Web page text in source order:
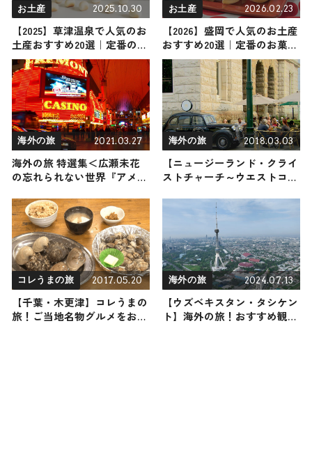
お土産 2025.10.30
【2025】草津温泉で人気のお
土産おすすめ20選｜定番のお
菓子からおしゃれなお土産・
ばらまき用まで幅広く紹介
お土産 2026.02.23
【2026】盛岡で人気のお土産
おすすめ20選｜定番のお菓子
から盛岡でしか買えないお土
産まで幅広く紹介
海外の旅 2021.03.27
海外の旅 特選集＜広瀬未花
の忘れられない世界『アメリ
海外の旅 2018.03.03
【ニュージーランド・クライ
ストチャーチ～ウエストコー
光スポットやグルメをリポー
コレうまの旅 2017.05.20
【千葉・木更津】コレうまの
旅！ご当地名物グルメをお届
海外の旅 2024.07.13
【ウズベキスタン・タシケン
ト】海外の旅！おすすめ観光